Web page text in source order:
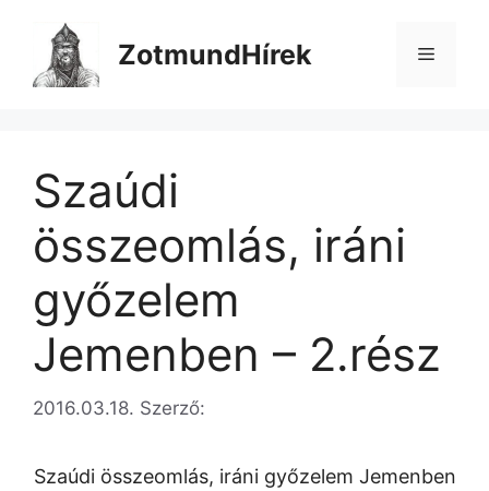
tartalomba
ZotmundHírek Menü
Szaúdi
összeomlás, iráni
győzelem
Jemenben – 2.rész
2016.03.18. Szerző:
Szaúdi összeomlás, iráni győzelem Jemenben